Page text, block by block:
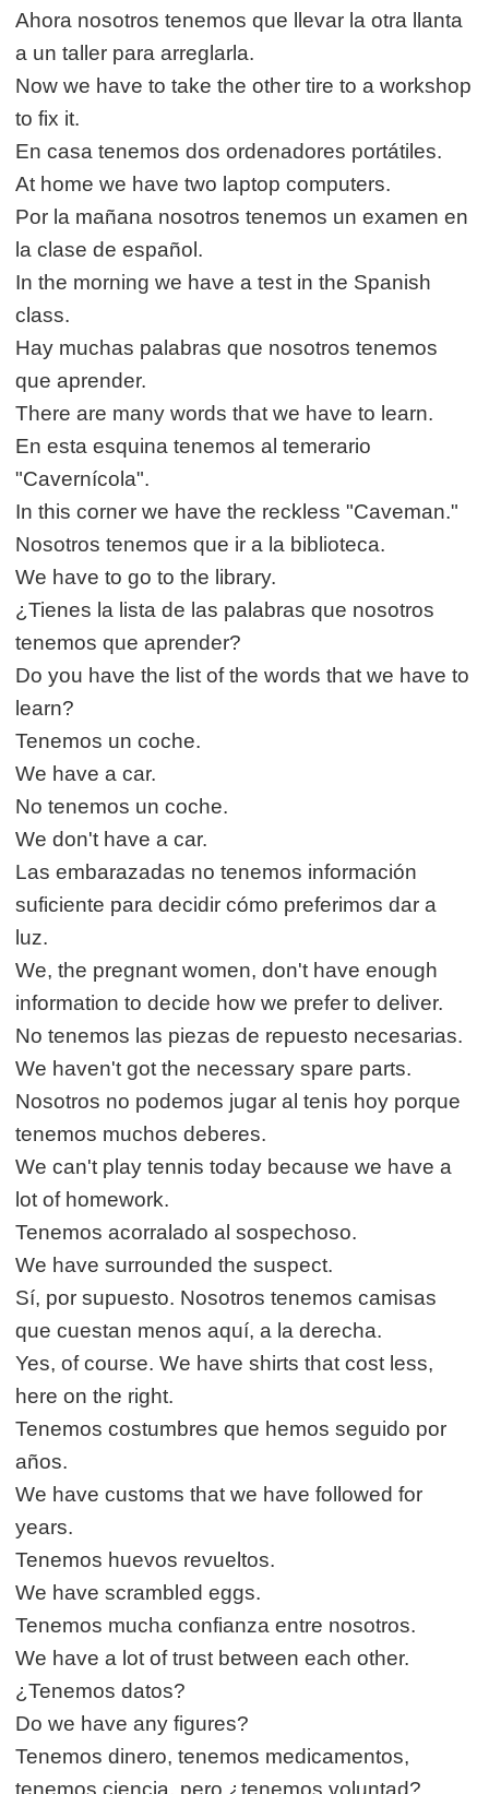
Ahora nosotros tenemos que llevar la otra llanta
a un taller para arreglarla.
Now we have to take the other tire to a workshop
to fix it.
En casa tenemos dos ordenadores portátiles.
At home we have two laptop computers.
Por la mañana nosotros tenemos un examen en
la clase de español.
In the morning we have a test in the Spanish
class.
Hay muchas palabras que nosotros tenemos
que aprender.
There are many words that we have to learn.
En esta esquina tenemos al temerario
"Cavernícola".
In this corner we have the reckless "Caveman."
Nosotros tenemos que ir a la biblioteca.
We have to go to the library.
¿Tienes la lista de las palabras que nosotros
tenemos que aprender?
Do you have the list of the words that we have to
learn?
Tenemos un coche.
We have a car.
No tenemos un coche.
We don't have a car.
Las embarazadas no tenemos información
suficiente para decidir cómo preferimos dar a
luz.
We, the pregnant women, don't have enough
information to decide how we prefer to deliver.
No tenemos las piezas de repuesto necesarias.
We haven't got the necessary spare parts.
Nosotros no podemos jugar al tenis hoy porque
tenemos muchos deberes.
We can't play tennis today because we have a
lot of homework.
Tenemos acorralado al sospechoso.
We have surrounded the suspect.
Sí, por supuesto. Nosotros tenemos camisas
que cuestan menos aquí, a la derecha.
Yes, of course. We have shirts that cost less,
here on the right.
Tenemos costumbres que hemos seguido por
años.
We have customs that we have followed for
years.
Tenemos huevos revueltos.
We have scrambled eggs.
Tenemos mucha confianza entre nosotros.
We have a lot of trust between each other.
¿Tenemos datos?
Do we have any figures?
Tenemos dinero, tenemos medicamentos,
tenemos ciencia, pero ¿tenemos voluntad?